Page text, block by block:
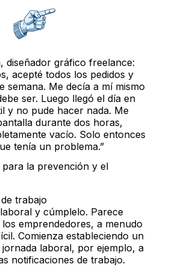
diseñador gráfico freelance:
acepté todos los pedidos y
semana. Me decía a mí mismo
ser. Luego llegó el día en
y no pude hacer nada. Me
durante dos horas,
vacío. Solo entonces
tenía un problema.”
la prevención y el
trabajo
y cúmplelo. Parece
emprendedores, a menudo
Comienza estableciendo un
laboral, por ejemplo, a
notificaciones de trabajo.